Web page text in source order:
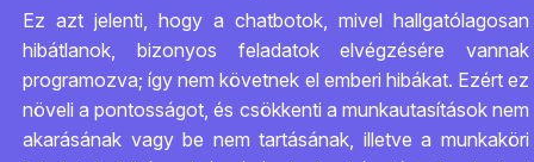
Ez azt jelenti, hogy a chatbotok, mivel hallgatólagosan
hibátlanok, bizonyos feladatok elvégzésére vannak
programozva; így nem követnek el emberi hibákat. Ezért ez
növeli a pontosságot, és csökkenti a munkautasítások nem
akarásának vagy be nem tartásának, illetve a munkaköri